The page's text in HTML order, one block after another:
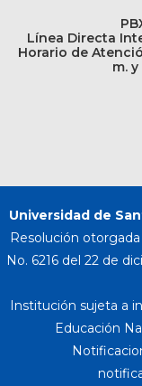
Línea Directa
Horario de
m.
Universidad de
Resolución
No. 6216 del 22 de
Institución sujeta a
Educación